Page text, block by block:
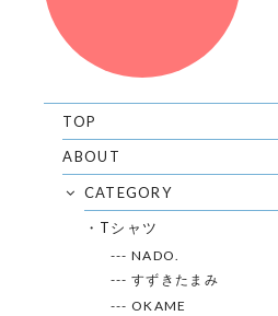
TOP
ABOUT
CATEGORY
・Tシャツ
--- NADO.
--- すずきたまみ
--- OKAME